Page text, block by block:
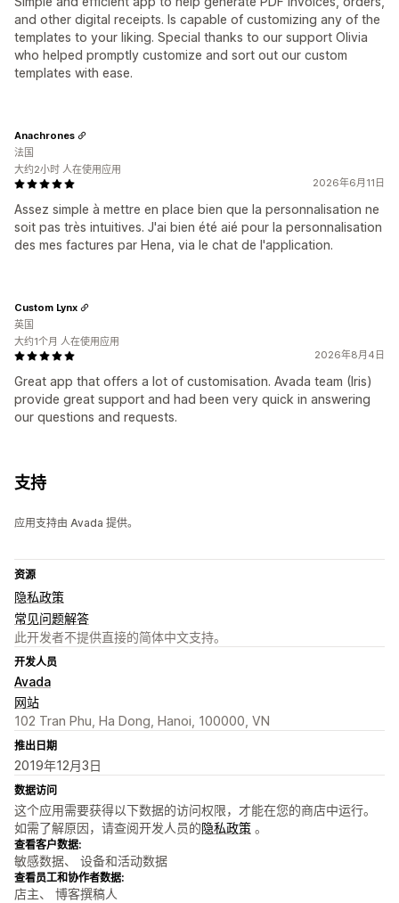
and other digital receipts. Is capable of customizing any of the
templates to your liking. Special thanks to our support Olivia
who helped promptly customize and sort out our custom
templates with ease.
2026年6月11日
Assez simple à mettre en place bien que la personnalisation ne
soit pas très intuitives. J'ai bien été aié pour la personnalisation
des mes factures par Hena, via le chat de l'application.
Anachrones
法国
大约2小时 人在使用应用
2026年8月4日
Great app that offers a lot of customisation. Avada team (Iris)
provide great support and had been very quick in answering
our questions and requests.
Custom Lynx
英国
大约1个月 人在使用应用
支持
应用支持由 Avada 提供。
资源
隐私政策
常见问题解答
此开发者不提供直接的简体中文支持。
开发人员
Avada
网站
102 Tran Phu, Ha Dong, Hanoi, 100000, VN
推出日期
2019年12月3日
数据访问
这个应用需要获得以下数据的访问权限，才能在您的商店中运行。
如需了解原因，请查阅开发人员的隐私政策 。
查看客户数据:
敏感数据、 设备和活动数据
查看员工和协作者数据:
店主、 博客撰稿人